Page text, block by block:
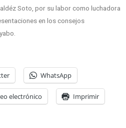
Soto, por su labor como luchadora
en los consejos
WhatsApp
electrónico Imprimir